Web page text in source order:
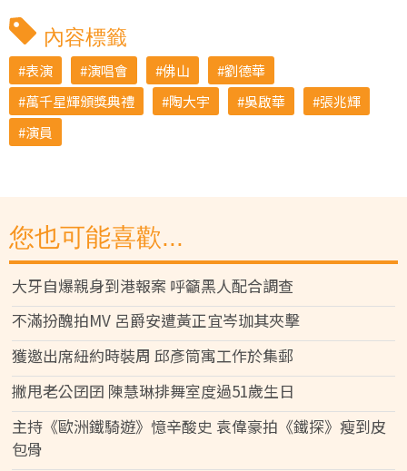
內容標籤
表演 演唱會 佛山
劉德華
萬千星輝頒獎典禮
陶大宇 吳啟華
張兆輝
演員
您也可能喜歡...
大牙自爆親身到港報案 呼籲黑人配合調查
不滿扮醜拍MV 呂爵安遭黃正宜岑珈其夾擊
獲邀出席紐約時裝周 邱彥筒寓工作於集郵
撇甩老公囝囝 陳慧琳排舞室度過51歲生日
主持《歐洲鐵騎遊》憶辛酸史 袁偉豪拍《鐵探》瘦到皮
包骨